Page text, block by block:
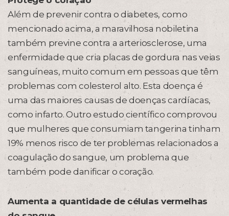
Além de prevenir contra o diabetes, como
mencionado acima, a maravilhosa nobiletina
também previne contra a arteriosclerose, uma
enfermidade que cria placas de gordura nas veias
sanguíneas, muito comum em pessoas que têm
problemas com colesterol alto. Esta doença é
uma das maiores causas de doenças cardíacas,
como infarto. Outro estudo científico comprovou
que mulheres que consumiam tangerina tinham
19% menos risco de ter problemas relacionados a
coagulação do sangue, um problema que
também pode danificar o coração.
Aumenta a quantidade de células vermelhas